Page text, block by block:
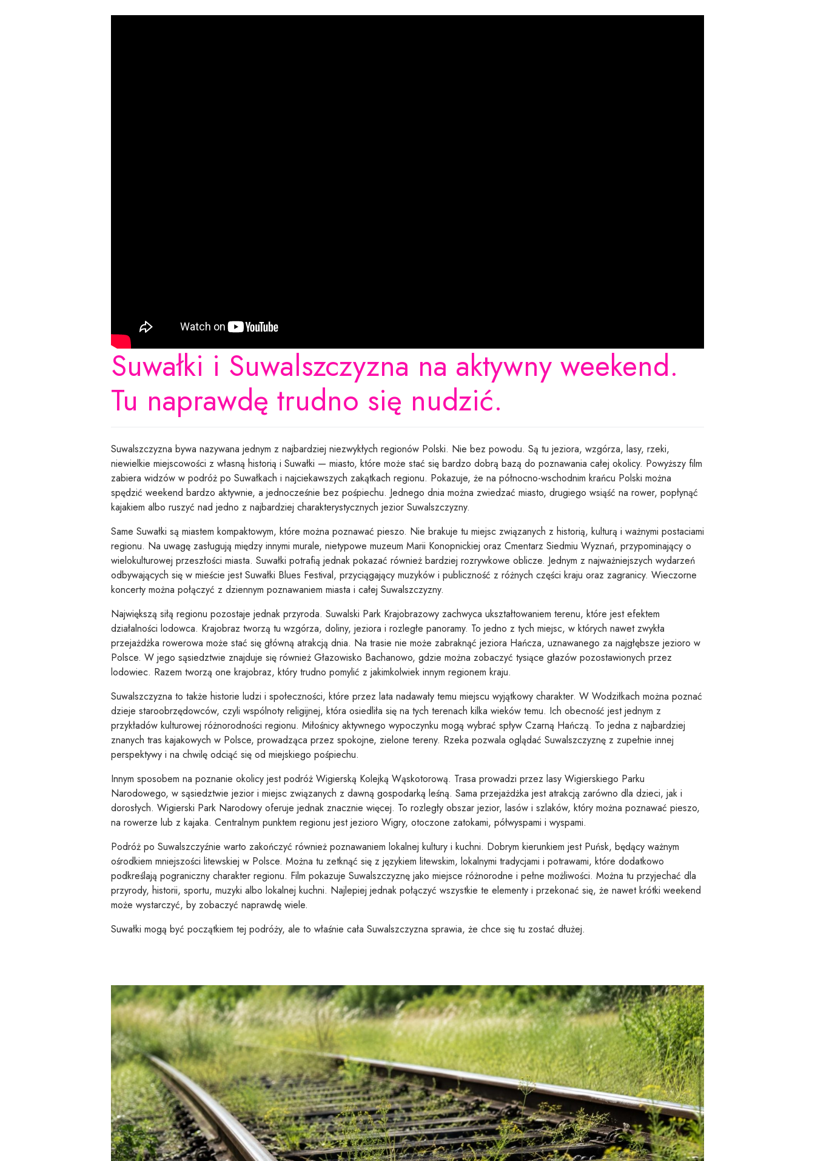
Suwałki i Suwalszczyzna na aktywny weekend.
Tu naprawdę trudno się nudzić.
Suwalszczyzna bywa nazywana jednym z najbardziej niezwykłych regionów Polski. Nie bez powodu. Są tu jeziora, wzgórza, lasy, rzeki,
niewielkie miejscowości z własną historią i Suwałki — miasto, które może stać się bardzo dobrą bazą do poznawania całej okolicy. Powyższy film
zabiera widzów w podróż po Suwałkach i najciekawszych zakątkach regionu. Pokazuje, że na północno-wschodnim krańcu Polski można
spędzić weekend bardzo aktywnie, a jednocześnie bez pośpiechu. Jednego dnia można zwiedzać miasto, drugiego wsiąść na rower, popłynąć
kajakiem albo ruszyć nad jedno z najbardziej charakterystycznych jezior Suwalszczyzny.
Same Suwałki są miastem kompaktowym, które można poznawać pieszo. Nie brakuje tu miejsc związanych z historią, kulturą i ważnymi postaciami
regionu. Na uwagę zasługują między innymi murale, nietypowe muzeum Marii Konopnickiej oraz Cmentarz Siedmiu Wyznań, przypominający o
wielokulturowej przeszłości miasta. Suwałki potrafią jednak pokazać również bardziej rozrywkowe oblicze. Jednym z najważniejszych wydarzeń
odbywających się w mieście jest Suwałki Blues Festival, przyciągający muzyków i publiczność z różnych części kraju oraz zagranicy. Wieczorne
koncerty można połączyć z dziennym poznawaniem miasta i całej Suwalszczyzny.
Największą siłą regionu pozostaje jednak przyroda. Suwalski Park Krajobrazowy zachwyca ukształtowaniem terenu, które jest efektem
działalności lodowca. Krajobraz tworzą tu wzgórza, doliny, jeziora i rozległe panoramy. To jedno z tych miejsc, w których nawet zwykła
przejażdżka rowerowa może stać się główną atrakcją dnia. Na trasie nie może zabraknąć jeziora Hańcza, uznawanego za najgłębsze jezioro w
Polsce. W jego sąsiedztwie znajduje się również Głazowisko Bachanowo, gdzie można zobaczyć tysiące głazów pozostawionych przez
lodowiec. Razem tworzą one krajobraz, który trudno pomylić z jakimkolwiek innym regionem kraju.
Suwalszczyzna to także historie ludzi i społeczności, które przez lata nadawały temu miejscu wyjątkowy charakter. W Wodziłkach można poznać
dzieje staroobrzędowców, czyli wspólnoty religijnej, która osiedliła się na tych terenach kilka wieków temu. Ich obecność jest jednym z
przykładów kulturowej różnorodności regionu. Miłośnicy aktywnego wypoczynku mogą wybrać spływ Czarną Hańczą. To jedna z najbardziej
znanych tras kajakowych w Polsce, prowadząca przez spokojne, zielone tereny. Rzeka pozwala oglądać Suwalszczyznę z zupełnie innej
perspektywy i na chwilę odciąć się od miejskiego pośpiechu.
Innym sposobem na poznanie okolicy jest podróż Wigierską Kolejką Wąskotorową. Trasa prowadzi przez lasy Wigierskiego Parku
Narodowego, w sąsiedztwie jezior i miejsc związanych z dawną gospodarką leśną. Sama przejażdżka jest atrakcją zarówno dla dzieci, jak i
dorosłych. Wigierski Park Narodowy oferuje jednak znacznie więcej. To rozległy obszar jezior, lasów i szlaków, który można poznawać pieszo,
na rowerze lub z kajaka. Centralnym punktem regionu jest jezioro Wigry, otoczone zatokami, półwyspami i wyspami.
Podróż po Suwalszczyźnie warto zakończyć również poznawaniem lokalnej kultury i kuchni. Dobrym kierunkiem jest Puńsk, będący ważnym
ośrodkiem mniejszości litewskiej w Polsce. Można tu zetknąć się z językiem litewskim, lokalnymi tradycjami i potrawami, które dodatkowo
podkreślają pograniczny charakter regionu. Film pokazuje Suwalszczyznę jako miejsce różnorodne i pełne możliwości. Można tu przyjechać dla
przyrody, historii, sportu, muzyki albo lokalnej kuchni. Najlepiej jednak połączyć wszystkie te elementy i przekonać się, że nawet krótki weekend
może wystarczyć, by zobaczyć naprawdę wiele.
Suwałki mogą być początkiem tej podróży, ale to właśnie cała Suwalszczyzna sprawia, że chce się tu zostać dłużej.